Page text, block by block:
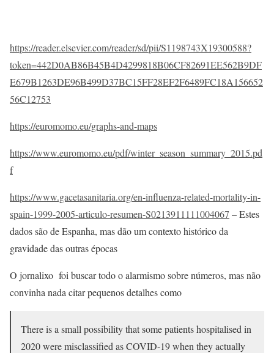
https://reader.elsevier.com/reader/sd/pii/S1198743X19300588?
token=442D0AB86B45B4D4299818B06CF82691EE562B9DF
E679B1263DE96B499D37BC15FF28EF2F6489FC18A156652
56C12753
https://euromomo.eu/graphs-and-maps
https://www.euromomo.eu/pdf/winter_season_summary_2015.pd
f
https://www.gacetasanitaria.org/en-influenza-related-mortality-in-
spain-1999-2005-articulo-resumen-S0213911111004067 – Estes
dados são de Espanha, mas dão um contexto histórico da
gravidade das outras épocas
O jornalixo foi buscar todo o alarmismo sobre números, mas não
convinha nada citar pequenos detalhes como
There is a small possibility that some patients hospitalised in
2020 were misclassified as COVID-19 when they actually